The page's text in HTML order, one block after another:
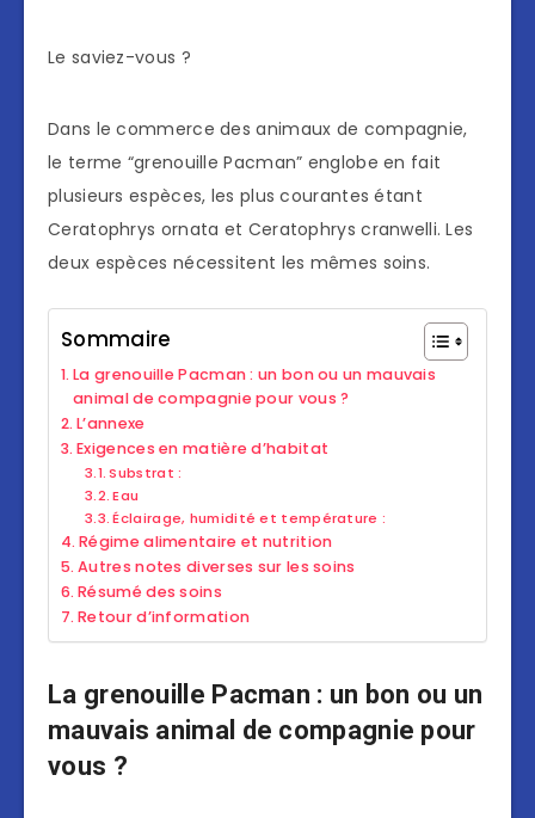
Le saviez-vous ?
Dans le commerce des animaux de compagnie,
le terme “grenouille Pacman” englobe en fait
plusieurs espèces, les plus courantes étant
Ceratophrys ornata et Ceratophrys cranwelli. Les
deux espèces nécessitent les mêmes soins.
Sommaire
La grenouille Pacman : un bon ou un mauvais
animal de compagnie pour vous ?
L’annexe
Exigences en matière d’habitat
Substrat :
Eau
Éclairage, humidité et température :
Régime alimentaire et nutrition
Autres notes diverses sur les soins
Résumé des soins
Retour d’information
La grenouille Pacman : un bon ou un
mauvais animal de compagnie pour
vous ?